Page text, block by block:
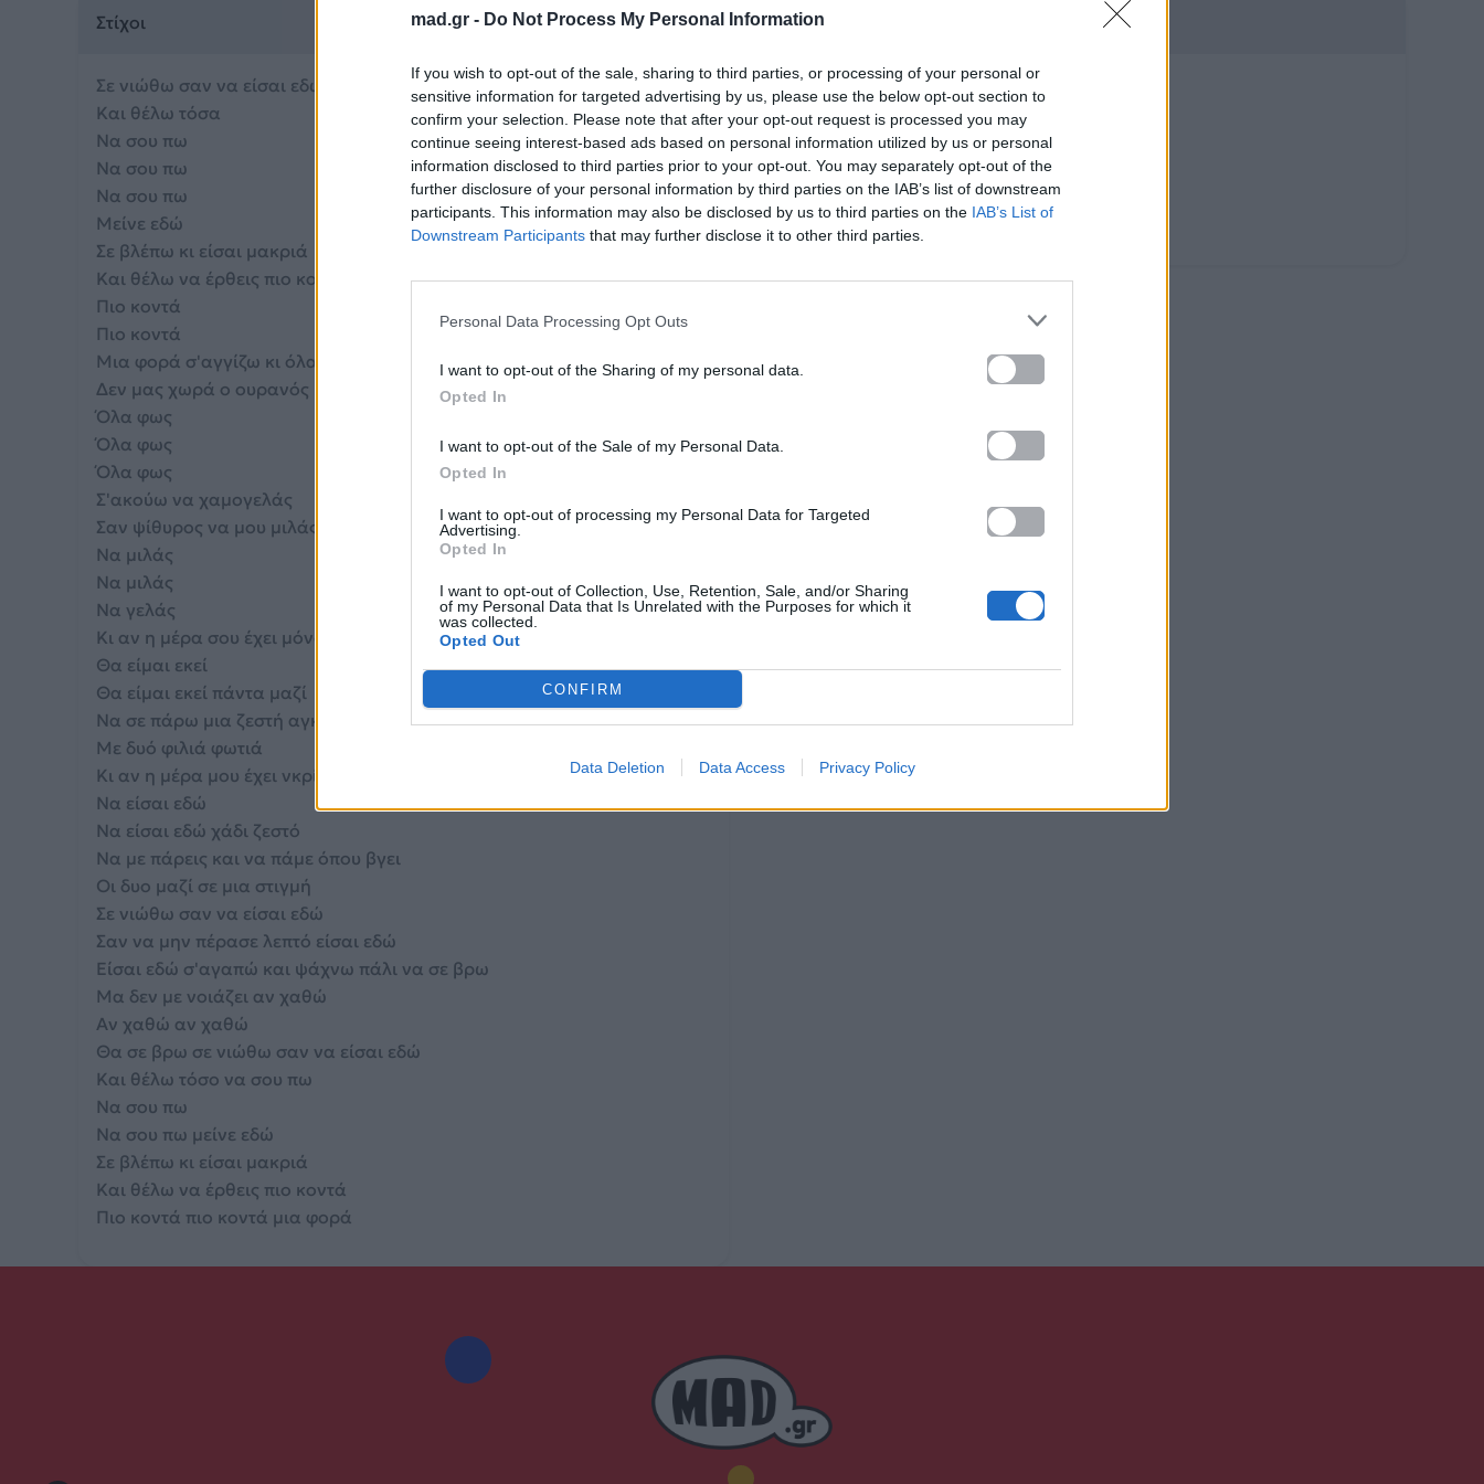
mad.gr - Do Not Process My Personal Information
If you wish to opt-out of the sale, sharing to third parties, or processing of your personal or
sensitive information for targeted advertising by us, please use the below opt-out section to
confirm your selection. Please note that after your opt-out request is processed you may
continue seeing interest-based ads based on personal information utilized by us or personal
information disclosed to third parties prior to your opt-out. You may separately opt-out of the
further disclosure of your personal information by third parties on the IAB’s list of downstream
participants. This information may also be disclosed by us to third parties on the IAB’s List of
Downstream Participants that may further disclose it to other third parties.
Personal Data Processing Opt Outs
I want to opt-out of the Sharing of my personal data.
Opted In
I want to opt-out of the Sale of my Personal Data.
Opted In
I want to opt-out of processing my Personal Data for Targeted
Advertising.
Opted In
I want to opt-out of Collection, Use, Retention, Sale, and/or Sharing
of my Personal Data that Is Unrelated with the Purposes for which it
was collected.
Opted Out
CONFIRM
Data Deletion Data Access Privacy Policy
Στίχοι
Σε νιώθω σαν να είσαι εδώ
Και θέλω τόσα
Να σου πω
Να σου πω
Να σου πω
Μείνε εδώ
Σε βλέπω κι είσαι μακριά
Και θέλω να έρθεις πιο κοντά
Πιο κοντά
Πιο κοντά
Μια φορά σ'αγγίζω κι όλα είναι φως
Δεν μας χωρά ο ουρανός
Όλα φως
Όλα φως
Όλα φως
Σ'ακούω να χαμογελάς
Σαν ψίθυρος να μου μιλάς
Να μιλάς
Να μιλάς
Να γελάς
Κι αν η μέρα σου έχει μόνο βροχή
Θα είμαι εκεί
Θα είμαι εκεί πάντα μαζί
Να σε πάρω μια ζεστή αγκαλιά
Με δυό φιλιά φωτιά
Κι αν η μέρα μου έχει νκρίζο καιρό
Να είσαι εδώ
Να είσαι εδώ χάδι ζεστό
Να με πάρεις και να πάμε όπου βγει
Οι δυο μαζί σε μια στιγμή
Σε νιώθω σαν να είσαι εδώ
Σαν να μην πέρασε λεπτό είσαι εδώ
Είσαι εδώ σ'αγαπώ και ψάχνω πάλι να σε βρω
Μα δεν με νοιάζει αν χαθώ
Αν χαθώ αν χαθώ
Θα σε βρω σε νιώθω σαν να είσαι εδώ
Και θέλω τόσο να σου πω
Να σου πω
Να σου πω μείνε εδώ
Σε βλέπω κι είσαι μακριά
Και θέλω να έρθεις πιο κοντά
Πιο κοντά πιο κοντά μια φορά
Ακούστε στο Spotify